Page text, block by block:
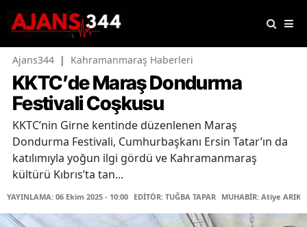
Ajans344 | Kahramanmaraş Haberleri
KKTC’de Maraş Dondurma
Festivali Coşkusu
KKTC’nin Girne kentinde düzenlenen Maraş
Dondurma Festivali, Cumhurbaşkanı Ersin Tatar’ın da
katılımıyla yoğun ilgi gördü ve Kahramanmaraş
kültürü Kıbrıs’ta tan...
YAYINLAMA: 06 Ekim 2025 - 10:00 EDİTÖR: TUĞBA TAPAR MUHABİR: Atiye